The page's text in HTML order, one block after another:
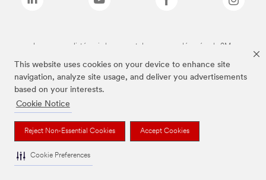
This website uses cookies on your device to enhance site
navigation, analyze site usage, and deliver you advertisements
based on your interests.
Cookie Notice
Reject Non-Essential Cookies Accept Cookies
Cookie Preferences
Les marques listées ci-dessus sont des marques déposées de 3M.